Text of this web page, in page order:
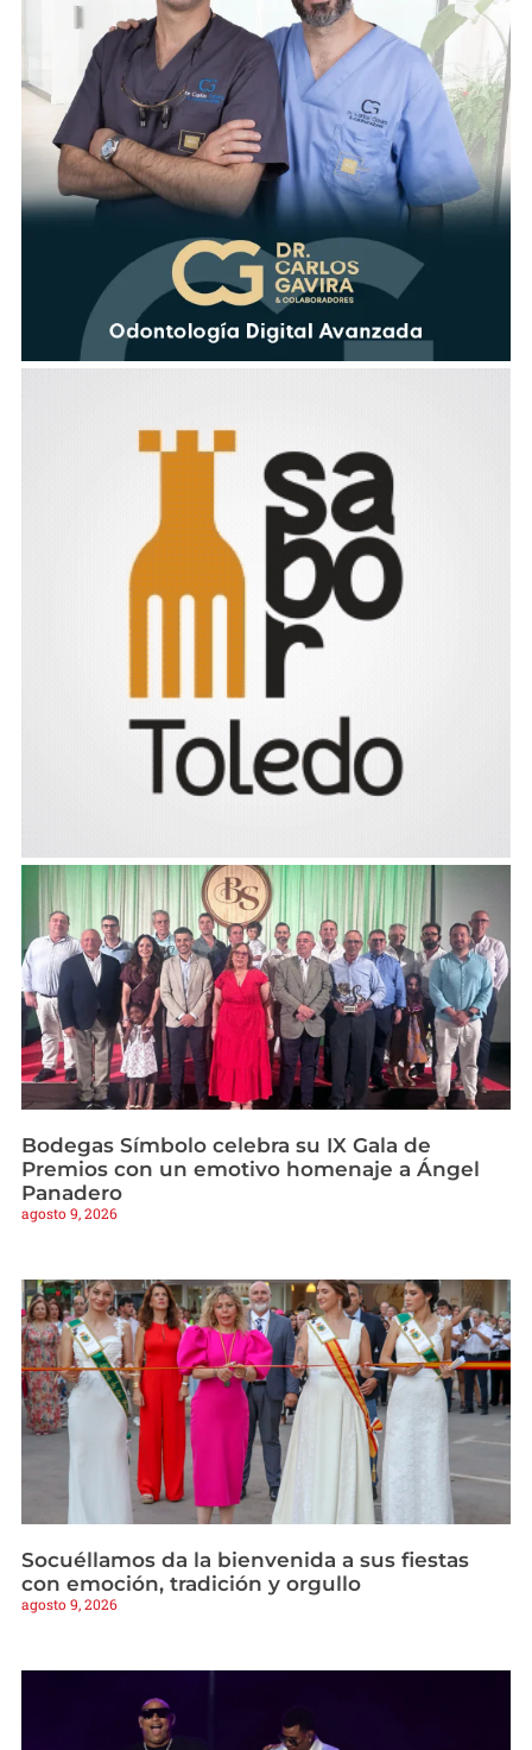
Bodegas Símbolo celebra su IX Gala de
Premios con un emotivo homenaje a Ángel
Panadero
agosto 9, 2026
Socuéllamos da la bienvenida a sus fiestas
con emoción, tradición y orgullo
agosto 9, 2026